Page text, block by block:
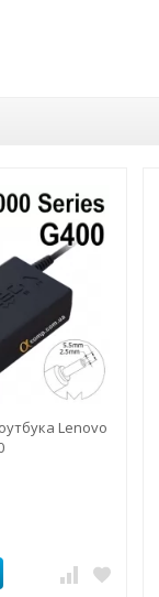
Lenovo